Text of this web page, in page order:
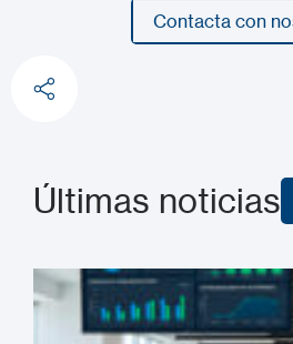
más información sobre
Contacta con
Últimas noticias